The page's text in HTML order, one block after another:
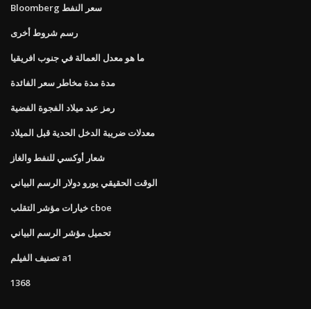
Bloomberg سعر النفط
رسم شروط أخرى
ما هو معدل العمالة في جنوب افريقيا
مدة مدة مخاطر سعر الفائدة
رمز عيد ميلاد الفجوة الفضية
معدلات ضريبة الدخل الحدية قبل الميلاد
شعار أوكسي للنفط والغاز
الوقت الحقيقي يورو دولار الرسم البياني
خيارات مؤشر التقلب cboe
تحميل مؤشر الرسم البياني
تصنيف الفيلم a1
1368